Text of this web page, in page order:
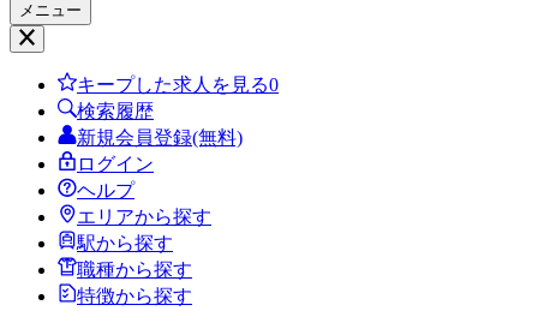
メニュー
キープした求人を見る0
検索履歴
新規会員登録(無料)
ログイン
ヘルプ
エリアから探す
駅から探す
職種から探す
特徴から探す